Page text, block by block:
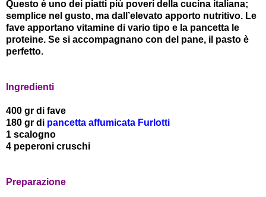
Questo è uno dei piatti più poveri della cucina italiana;
semplice nel gusto, ma dall’elevato apporto nutritivo. Le
fave apportano vitamine di vario tipo e la pancetta le
proteine. Se si accompagnano con del pane, il pasto è
perfetto.
Ingredienti
400 gr di fave
180 gr di pancetta affumicata Furlotti
1 scalogno
4 peperoni cruschi
Preparazione